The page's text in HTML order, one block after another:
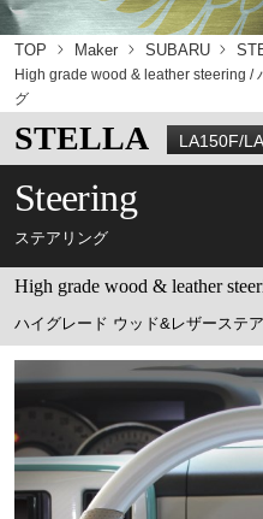
TOP Maker SUBARU
High grade wood & leather steering /
グ
STELLA LA150F/
Steering
ステアリング
High grade wood & leather
ハイグレード ウッド&レザーステ